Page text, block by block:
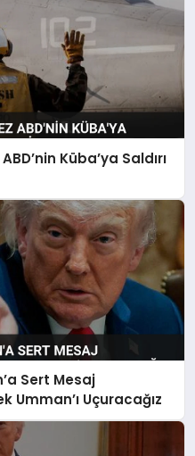
Küba’ya Saldırı
Sert Mesaj
Umman’ı Uçuracağız